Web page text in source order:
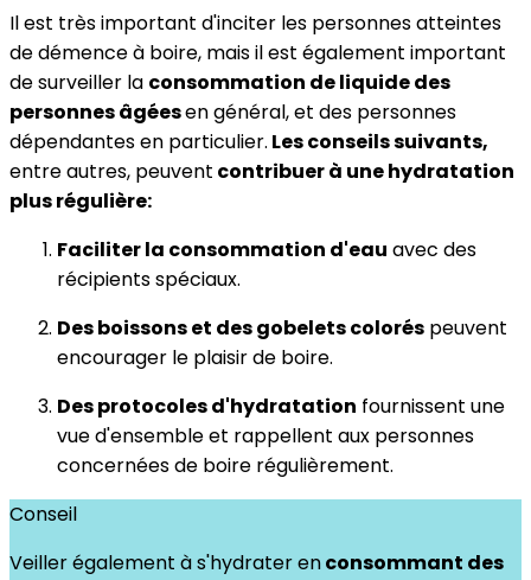
Il est très important d'inciter les personnes atteintes
de démence à boire, mais il est également important
de surveiller la consommation de liquide des
personnes âgéesen général, et des personnes
dépendantes en particulier. Les conseils suivants,
entre autres, peuvent contribuer à une hydratation
plus régulière:
Faciliter la consommation d'eau avec des
récipients spéciaux.
Des boissons et des gobelets colorés peuvent
encourager le plaisir de boire.
Des protocoles d'hydratation fournissent une
vue d'ensemble et rappellent aux personnes
concernées de boire régulièrement.
Conseil
Veiller également à s'hydrater enconsommant des